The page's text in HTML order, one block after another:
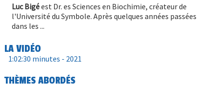
Luc Bigéest Dr. es Sciences en Biochimie, créateur de
l'Université du Symbole. Après quelques années passées
dans les ...
LA VIDÉO
1:02:30 minutes - 2021
THÈMES ABORDÉS